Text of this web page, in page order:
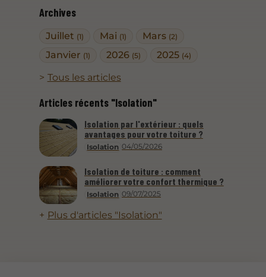
Archives
Juillet (1) Mai (1) Mars (2)
Janvier (1) 2026 (5) 2025 (4)
Tous les articles
Articles récents "Isolation"
Isolation 04/05/2026
Isolation par l'extérieur : quels
avantages pour votre toiture ?
Isolation 09/07/2025
Isolation de toiture : comment
améliorer votre confort thermique ?
Plus d'articles "Isolation"